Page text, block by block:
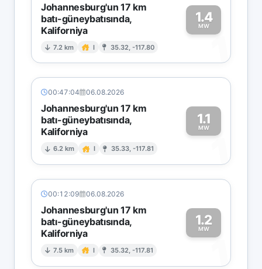
Johannesburg'un 17 km
batı-güneybatısında,
Kaliforniya
7.2 km I 35.32, -117.80
1.4
MW
1
00:47:04 06.08.2026
Johannesburg'un 17 km
batı-güneybatısında,
Kaliforniya
6.2 km I 35.33, -117.81
1.1
MW
1
00:12:09 06.08.2026
Johannesburg'un 17 km
batı-güneybatısında,
Kaliforniya
7.5 km I 35.32, -117.81
1.2
MW
1